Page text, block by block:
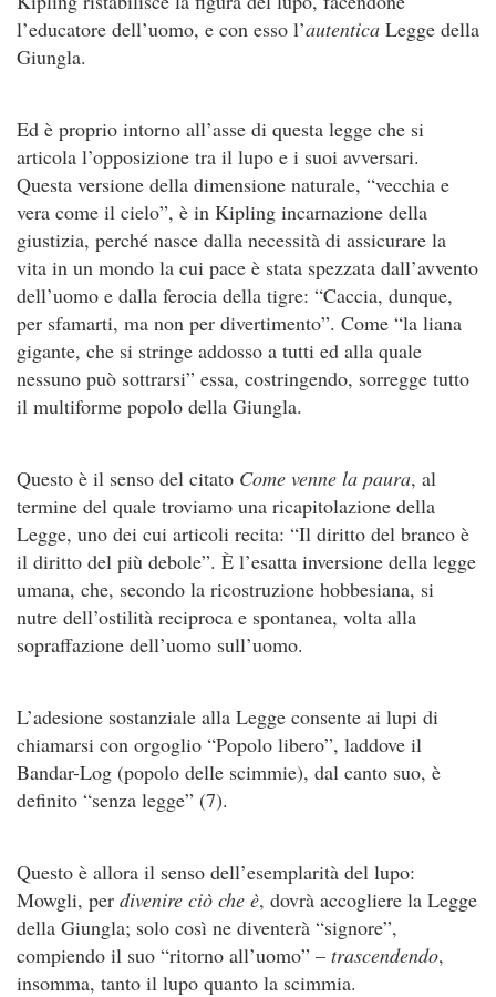
l’educatore dell’uomo, e con esso l’autentica Legge della
Giungla.
Ed è proprio intorno all’asse di questa legge che si
articola l’opposizione tra il lupo e i suoi avversari.
Questa versione della dimensione naturale, “vecchia e
vera come il cielo”, è in Kipling incarnazione della
giustizia, perché nasce dalla necessità di assicurare la
vita in un mondo la cui pace è stata spezzata dall’avvento
dell’uomo e dalla ferocia della tigre: “Caccia, dunque,
per sfamarti, ma non per divertimento”. Come “la liana
gigante, che si stringe addosso a tutti ed alla quale
nessuno può sottrarsi” essa, costringendo, sorregge tutto
il multiforme popolo della Giungla.
Questo è il senso del citato Come venne la paura, al
termine del quale troviamo una ricapitolazione della
Legge, uno dei cui articoli recita: “Il diritto del branco è
il diritto del più debole”. È l’esatta inversione della legge
umana, che, secondo la ricostruzione hobbesiana, si
nutre dell’ostilità reciproca e spontanea, volta alla
sopraffazione dell’uomo sull’uomo.
L’adesione sostanziale alla Legge consente ai lupi di
chiamarsi con orgoglio “Popolo libero”, laddove il
Bandar-Log (popolo delle scimmie), dal canto suo, è
definito “senza legge” (7).
Questo è allora il senso dell’esemplarità del lupo:
Mowgli, per divenire ciò che è, dovrà accogliere la Legge
della Giungla; solo così ne diventerà “signore”,
compiendo il suo “ritorno all’uomo” – trascendendo,
insomma, tanto il lupo quanto la scimmia.